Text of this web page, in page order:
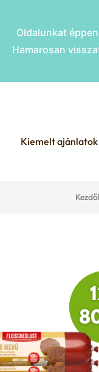
Oldalunkat
Hamarosan
Kiemelt ajánlatok